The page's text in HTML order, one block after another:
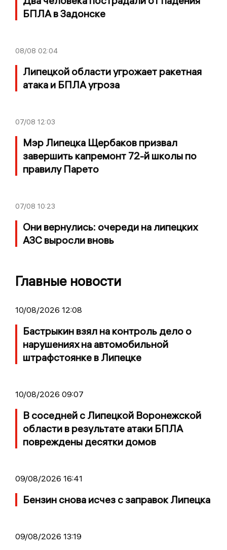
БПЛА в Задонске
08/08 02:04
Липецкой области угрожает ракетная
атака и БПЛА угроза
07/08 12:03
Мэр Липецка Щербаков призвал
завершить капремонт 72-й школы по
правилу Парето
07/08 10:23
Они вернулись: очереди на липецких
АЗС выросли вновь
Главные новости
10/08/2026 12:08
Бастрыкин взял на контроль дело о
нарушениях на автомобильной
штрафстоянке в Липецке
10/08/2026 09:07
В соседней с Липецкой Воронежской
области в результате атаки БПЛА
повреждены десятки домов
09/08/2026 16:41
Бензин снова исчез с заправок Липецка
09/08/2026 13:19